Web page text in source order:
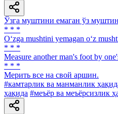
Ўзга муштини емаган ўз
* * *
O‘zga mushtini yemagan o‘z
* * *
Measure another man's foot by
* * *
Мерить все на свой аршин.
#камтарлик ва манманлик
ҳақида #меъёр ва меъёрсизлик